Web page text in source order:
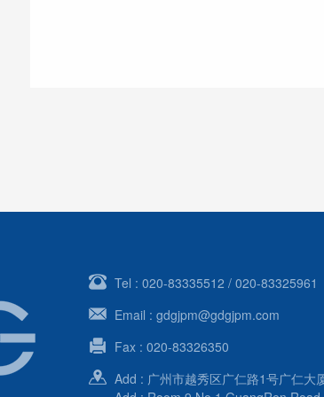
Tel : 020-83335512 / 020-83325961
Email : gdgjpm@gdgjpm.com
Fax : 020-83326350
Add : 广州市越秀区广仁路1号广仁大